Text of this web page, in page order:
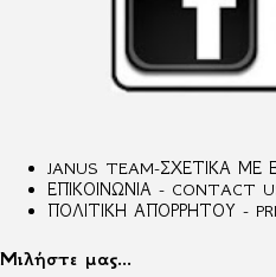
JANUS TEAM-ΣΧΕΤΙΚΑ ΜΕ
ΕΠΙΚΟΙΝΩΝΙΑ - CONTACT
ΠΟΛΙΤΙΚΗ ΑΠΟΡΡΗΤΟΥ -
Μιλήστε μας...